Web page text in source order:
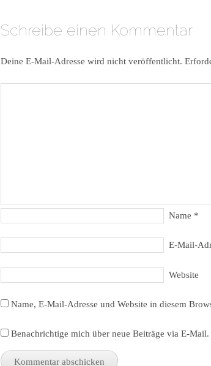
Schreibe einen Kommentar
Deine E-Mail-Adresse wird nicht veröffentlicht.
Name *
E-Mail-
Website
Name, E-Mail-Adresse und Website in diesem
Benachrichtige mich über neue Beiträge via E-Mail.